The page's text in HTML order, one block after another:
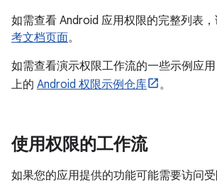
如需查看 Android 应用权限的完整列表，
考文档页面。
如需查看演示权限工作流的一些示例应
上的 Android 权限示例仓库 。
使用权限的工作流
如果您的应用提供的功能可能需要访问